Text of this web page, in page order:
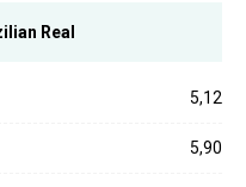
Real
5,12
5,90